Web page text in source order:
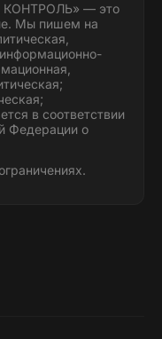
КОНТРОЛЬ» — это
Мы пишем на
в соответствии
Федерации о